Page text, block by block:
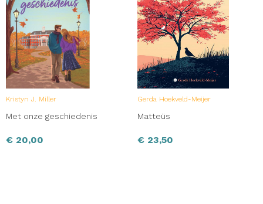
Kristyn J. Miller
Met onze geschiedenis
€ 20,00
Gerda Hoekveld-Meijer
Matteüs
€ 23,50